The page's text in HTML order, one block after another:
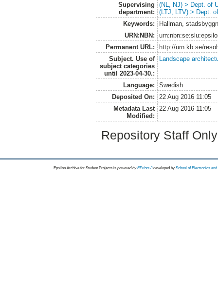
Supervising
department:
(NL, NJ) > Dept. of
(LTJ, LTV) > Dept.
Keywords:
Hallman,
URN:NBN:
Permanent URL:
http://urn.kb.se/
Subject. Use of
subject categories
until 2023-04-30.:
Landscape
Language:
Swedish
Deposited On:
22 Aug 2016 11:05
Metadata Last
Modified:
22 Aug 2016 11:05
Repository Staff
Epsilon Archive for Student Projects is powored byEPrints 3 developed by School of Electronics